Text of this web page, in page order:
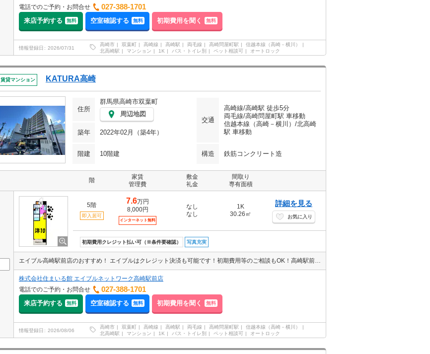
電話でのご予約・お問合せ
027-388-1701
来店予約する 無料 空室確認する 無料 初期費用を聞く 無料
情報登録日 2026/07/31
高崎市 双葉町 高崎線 高崎駅 両毛線 高崎問屋町駅
信越本線（高崎－横川）
北高崎駅
マンション 1K バス・トイレ別 ペット相談可 オートロック
賃貸マンション KATURA高崎
住所
群馬県高崎市双葉町
周辺地図
交通
高崎線/高崎駅 徒歩5分
両毛線/高崎問屋町駅 車移動
信越本線（高崎－横川）/北高崎
駅 車移動
築年 2022年02月（築4年）
階建 10階建 構造 鉄筋コンクリート造
階
家賃
管理費
敷金
礼金
間取り
専有面積
5階
即入居可
7.6万円
8,000円
インターネット無料
なし
なし
1K
30.26㎡
詳細を見る
お気に入り
初期費用クレジット払い可（※条件要確認） 写真充実
エイブル高崎駅前店のおすすめ！ エイブルはクレジット決済も可能です！初期費用等のご相談もOK！高崎駅前店にお車でお越しの際は提携駐車場がございます（＾＾）♪☆ エントランスは顔認証システム（＾＾）♪オートロック♪宅配ボックスあり♪都市ガス♪インターネット無料♪エレベーター２基♪高崎駅徒歩５分圏内♪ペットOK♪
株式会社住まいる館 エイブルネットワーク高崎駅前店
電話でのご予約・お問合せ
027-388-1701
来店予約する 無料 空室確認する 無料 初期費用を聞く 無料
情報登録日 2026/08/06
高崎市 双葉町 高崎線 高崎駅 両毛線 高崎問屋町駅
信越本線（高崎－横川）
北高崎駅
マンション 1K バス・トイレ別 ペット相談可 オートロック